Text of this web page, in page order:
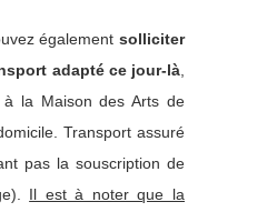
également solliciter
adapté ce jour-là
la Maison des Arts de
Transport assuré
pas la souscription de
Il est à noter que la